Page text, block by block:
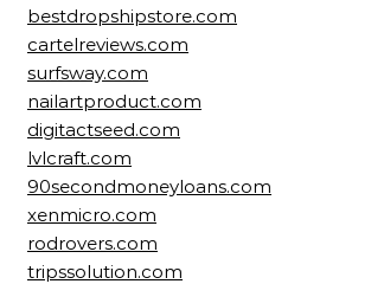
bestdropshipstore.com
cartelreviews.com
surfsway.com
nailartproduct.com
digitactseed.com
lvlcraft.com
90secondmoneyloans.com
xenmicro.com
rodrovers.com
tripssolution.com